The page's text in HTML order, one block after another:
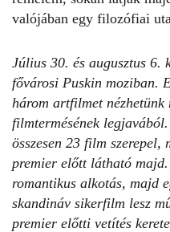
valójában egy filozófiai
Július 30. és augusztus 6.
fővárosi Puskin moziban.
három artfilmet nézhetünk
filmtermésének
összesen 23 film szerepel,
premier előtt látható
romantikus alkotás, majd
skandináv sikerfilm lesz
premier előtti vetítés